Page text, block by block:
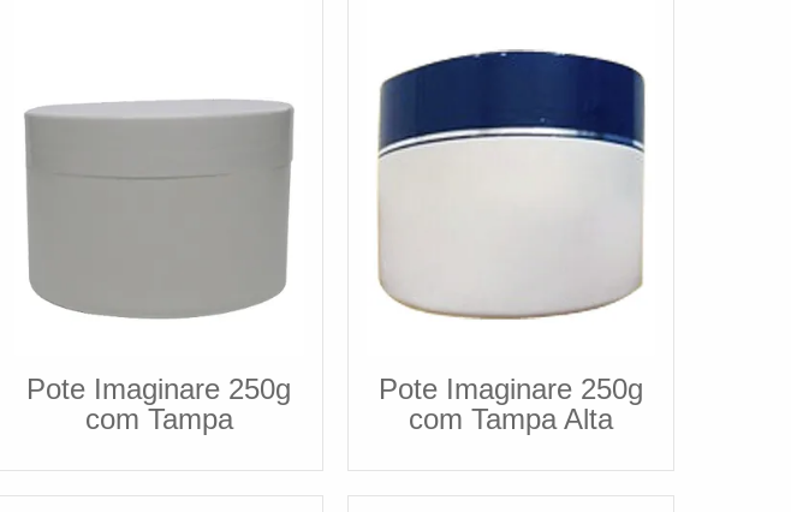
Pote Imaginare 250g
com Tampa
Pote Imaginare 250g
com Tampa Alta